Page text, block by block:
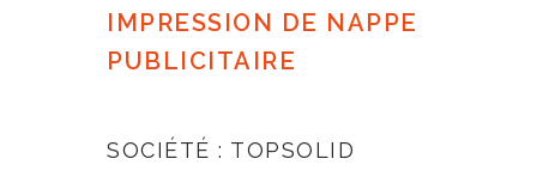
IMPRESSION DE NAPPE
PUBLICITAIRE
SOCIÉTÉ : TOPSOLID